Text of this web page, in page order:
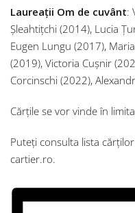
Laureații Om de cuvânt:
Șleahtițchi (2014), Lucia
Eugen Lungu (2017),
(2019), Victoria Cușnir
Corcinschi (2022),
Cărțile se vor vinde în
Puteți consulta lista
cartier.ro.